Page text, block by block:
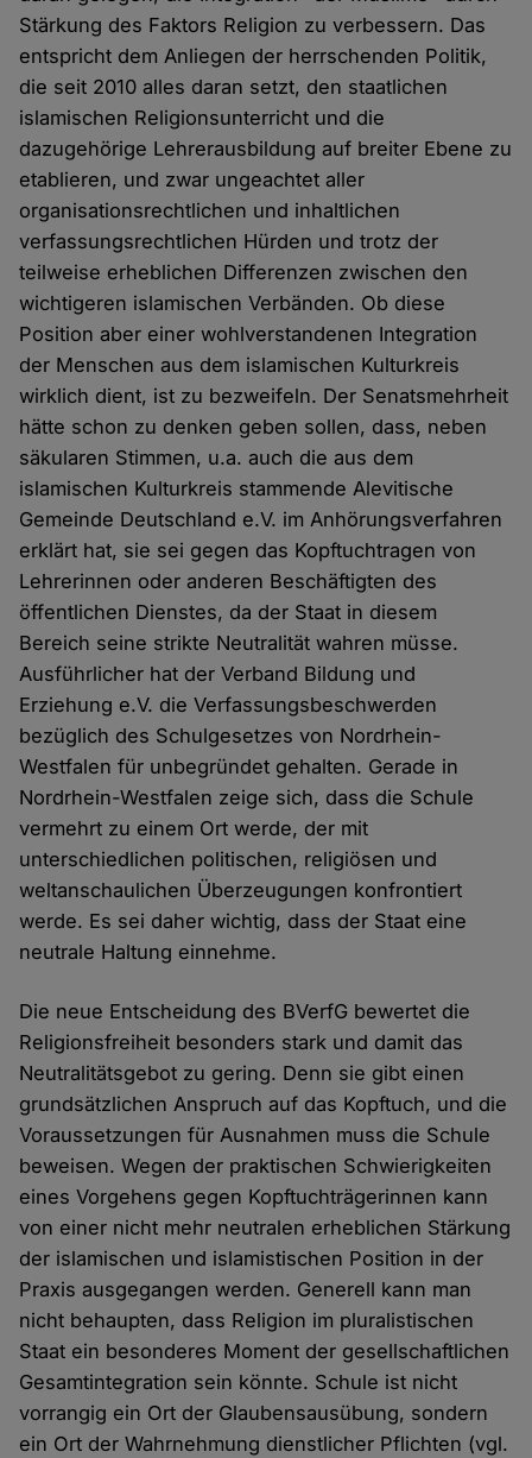
Stärkung des Faktors Religion zu verbessern. Das
entspricht dem Anliegen der herrschenden Politik,
die seit 2010 alles daran setzt, den staatlichen
islamischen Religionsunterricht und die
dazugehörige Lehrerausbildung auf breiter Ebene zu
etablieren, und zwar ungeachtet aller
organisationsrechtlichen und inhaltlichen
verfassungsrechtlichen Hürden und trotz der
teilweise erheblichen Differenzen zwischen den
wichtigeren islamischen Verbänden. Ob diese
Position aber einer wohlverstandenen Integration
der Menschen aus dem islamischen Kulturkreis
wirklich dient, ist zu bezweifeln. Der Senatsmehrheit
hätte schon zu denken geben sollen, dass, neben
säkularen Stimmen, u.a. auch die aus dem
islamischen Kulturkreis stammende Alevitische
Gemeinde Deutschland e.V. im Anhörungsverfahren
erklärt hat, sie sei gegen das Kopftuchtragen von
Lehrerinnen oder anderen Beschäftigten des
öffentlichen Dienstes, da der Staat in diesem
Bereich seine strikte Neutralität wahren müsse.
Ausführlicher hat der Verband Bildung und
Erziehung e.V. die Verfassungsbeschwerden
bezüglich des Schulgesetzes von Nordrhein-
Westfalen für unbegründet gehalten. Gerade in
Nordrhein-Westfalen zeige sich, dass die Schule
vermehrt zu einem Ort werde, der mit
unterschiedlichen politischen, religiösen und
weltanschaulichen Überzeugungen konfrontiert
werde. Es sei daher wichtig, dass der Staat eine
neutrale Haltung einnehme.
Die neue Entscheidung des BVerfG bewertet die
Religionsfreiheit besonders stark und damit das
Neutralitätsgebot zu gering. Denn sie gibt einen
grundsätzlichen Anspruch auf das Kopftuch, und die
Voraussetzungen für Ausnahmen muss die Schule
beweisen. Wegen der praktischen Schwierigkeiten
eines Vorgehens gegen Kopftuchträgerinnen kann
von einer nicht mehr neutralen erheblichen Stärkung
der islamischen und islamistischen Position in der
Praxis ausgegangen werden. Generell kann man
nicht behaupten, dass Religion im pluralistischen
Staat ein besonderes Moment der gesellschaftlichen
Gesamtintegration sein könnte. Schule ist nicht
vorrangig ein Ort der Glaubensausübung, sondern
ein Ort der Wahrnehmung dienstlicher Pflichten (vgl.